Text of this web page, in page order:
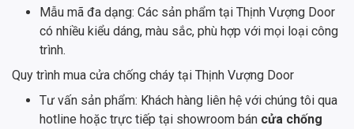
Mẫu mã đa dạng: Các sản phẩm tại Thịnh Vượng Door
có nhiều kiểu dáng, màu sắc, phù hợp với mọi loại công
trình.
Quy trình mua cửa chống cháy tại Thịnh Vượng Door
Tư vấn sản phẩm: Khách hàng liên hệ với chúng tôi qua
hotline hoặc trực tiếp tại showroom bán cửa chống